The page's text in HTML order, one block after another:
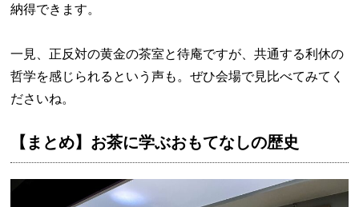
納得できます。
一見、正反対の黄金の茶室と待庵ですが、共通する利休の
哲学を感じられるという声も。ぜひ会場で見比べてみてく
ださいね。
【まとめ】お茶に学ぶおもてなしの歴史